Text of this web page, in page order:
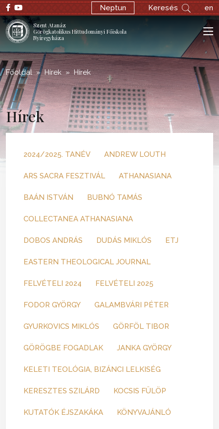
; Neptun Keresés en
Szent Atanáz
Görögkatolikus Hittudományi Főiskola
Nyíregyháza
Főoldal Hírek Hírek
Hírek
2024/2025. TANÉV ANDREW LOUTH
ARS SACRA FESZTIVÁL ATHANASIANA
BAÁN ISTVÁN BUBNÓ TAMÁS
COLLECTANEA ATHANASIANA
DOBOS ANDRÁS DUDÁS MIKLÓS ETJ
EASTERN THEOLOGICAL JOURNAL
FELVÉTELI 2024 FELVÉTELI 2025
FODOR GYÖRGY GALAMBVÁRI PÉTER
GYURKOVICS MIKLÓS GÖRFÖL TIBOR
GÖRÖGBE FOGADLAK JANKA GYÖRGY
KELETI TEOLÓGIA, BIZÁNCI LELKISÉG
KERESZTES SZILÁRD KOCSIS FÜLÖP
KUTATÓK ÉJSZAKÁKA KÖNYVAJÁNLÓ